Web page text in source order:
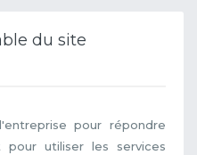
du site
pour répondre
utiliser les services